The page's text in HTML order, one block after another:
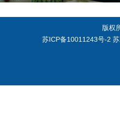
版权
苏ICP备10011243号-2